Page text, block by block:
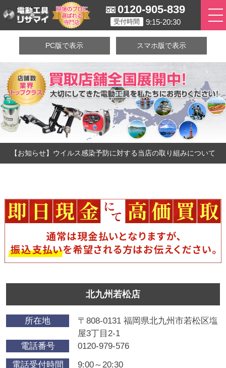
0120-905-839
受付時間 9:15-20:30
PC版で表示 スマホ版で表示
【お知らせ】ウイルス感染予防に対する当店の取り組みについて
北九州若松店
所在地
〒808-0131 福岡県北九州市若松区塩
屋3丁目2-1
電話番号
0120-979-576
電話受付時間
9:00～20:30